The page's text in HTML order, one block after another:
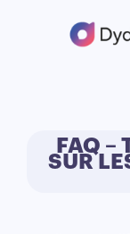
FAQ –
SUR